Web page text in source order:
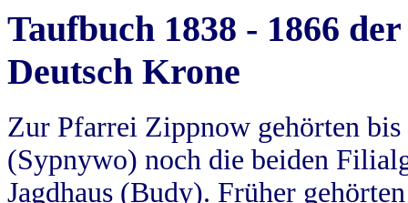
Taufbuch 1838 - 1866
Deutsch Krone
Zur Pfarrei Zippnow gehörten
(Sypnywo) noch die beiden
Jagdhaus (Budy). Früher